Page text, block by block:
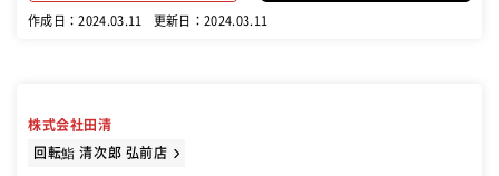
作成日：2024.03.11 更新日：2024.03.11
株式会社田清
回転鮨 清次郎 弘前店